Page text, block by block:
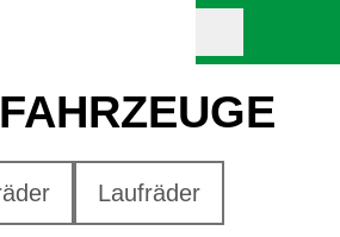
Laufräder